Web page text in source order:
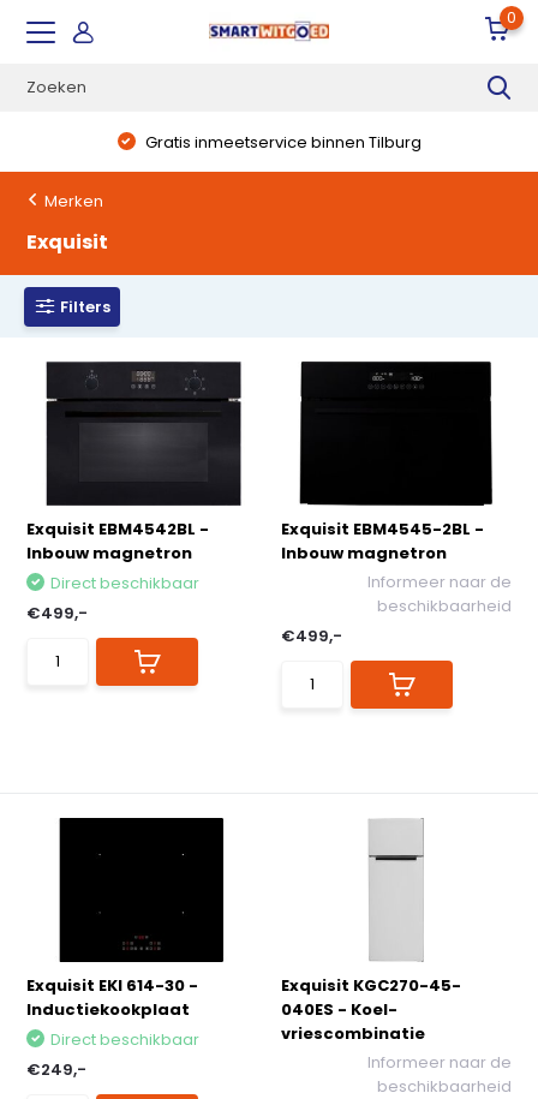
0
Gratis inmeetservice binnen Tilburg
Merken
Exquisit
Filters
Exquisit EBM4542BL -
Inbouw magnetron
Direct beschikbaar
€499,-
Exquisit EBM4545-2BL -
Inbouw magnetron
Informeer naar de
beschikbaarheid
€499,-
Exquisit EKI 614-30 -
Inductiekookplaat
Direct beschikbaar
€249,-
Exquisit KGC270-45-
040ES - Koel-
vriescombinatie
Informeer naar de
beschikbaarheid